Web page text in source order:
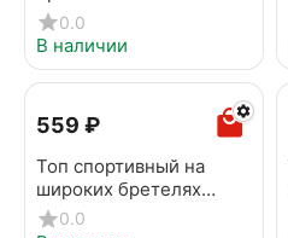
French Chic Avorio
0.0
В наличии
‍559‍ ₽
Топ спортивный на
широких бретелях
OMSA OmS142 Nero
0.0